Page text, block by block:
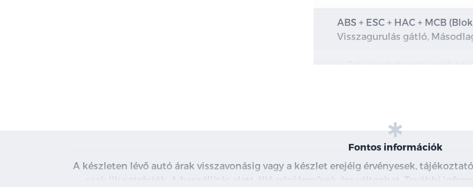
ABS + ESC + HAC + MCB
Visszagurulás gátló,
e-Call vészhelyzeti
TPMS (Abroncsnyomás-
Hátsó utasra figyelmeztető
DAW (Vezetői aktivitást
LKA (Sávtartó asszisztens)
Fontos információk
A készleten lévő autó árak visszavonásig vagy a készlet erejéig érvényesek,
csak illusztrációk. A beszállítás alatt álló gépjárművek ára változhat. További